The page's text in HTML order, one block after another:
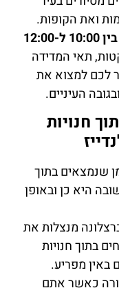
ואת הקופות.
להגיע בין 10:00 ל-12:00
תאי המדידה
לכם למצוא את
העיניים.
חנויות
שנמצאים בתוך
היא כן ובאופן
מנצלות את
בתוך חנויות
באין מפריע.
כאשר אתם